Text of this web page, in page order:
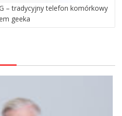
– tradycyjny telefon komórkowy
geeka